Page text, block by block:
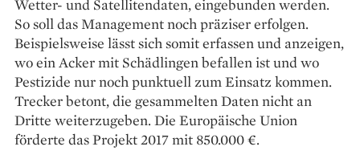
Wetter- und Satellitendaten, eingebunden werden.
So soll das Management noch präziser erfolgen.
Beispielsweise lässt sich somit erfassen und anzeigen,
wo ein Acker mit Schädlingen befallen ist und wo
Pestizide nur noch punktuell zum Einsatz kommen.
Trecker betont, die gesammelten Daten nicht an
Dritte weiterzugeben. Die Europäische Union
förderte das Projekt 2017 mit 850.000 €.